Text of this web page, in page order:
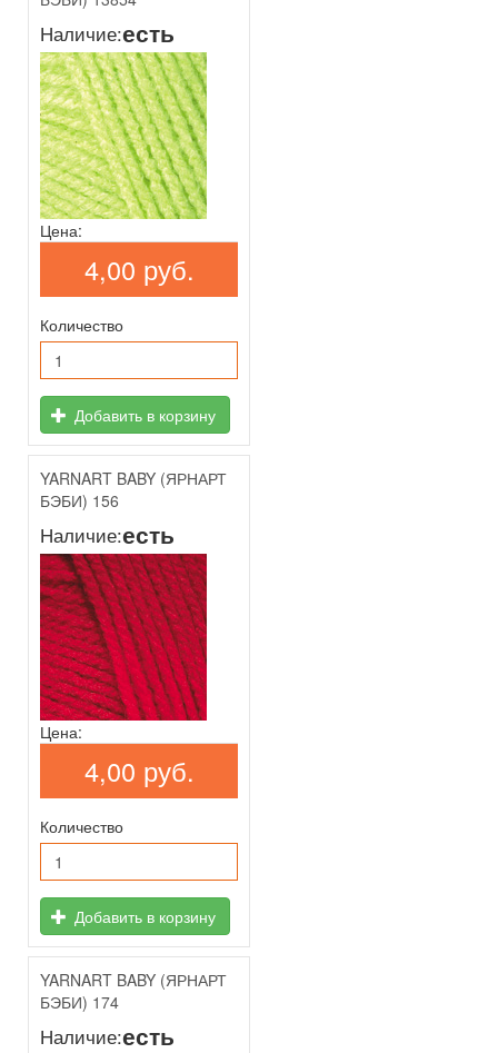
Наличие:есть
Цена:
4,00 руб.
Количество
Добавить в корзину
YARNART BABY (ЯРНАРТ
БЭБИ) 156
Наличие:есть
Цена:
4,00 руб.
Количество
Добавить в корзину
YARNART BABY (ЯРНАРТ
БЭБИ) 174
Наличие:есть